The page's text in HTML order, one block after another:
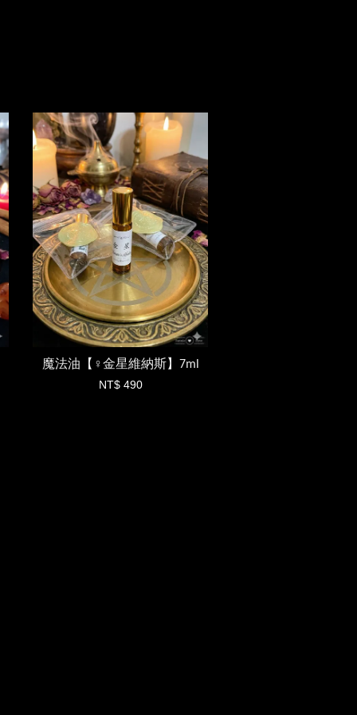
魔法油【♀️金星維納斯】7ml
NT$ 490